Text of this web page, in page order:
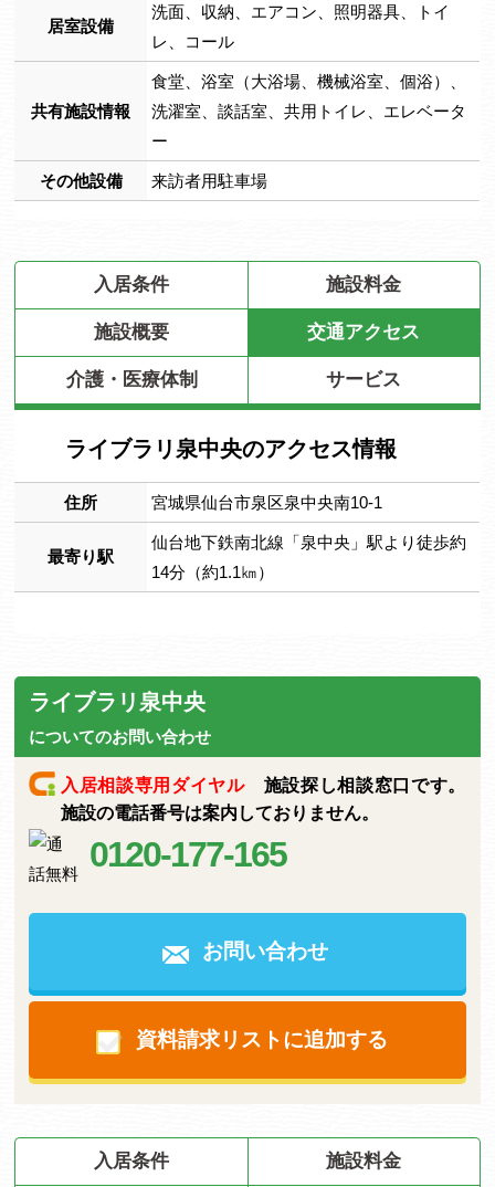
居室設備
洗面、収納、エアコン、照明器具、トイ
レ、コール
共有施設情報
食堂、浴室（大浴場、機械浴室、個浴）、
洗濯室、談話室、共用トイレ、エレベータ
ー
その他設備 来訪者用駐車場
入居条件 施設料金
施設概要 交通アクセス
介護・医療体制 サービス
ライブラリ泉中央のアクセス情報
住所 宮城県仙台市泉区泉中央南10-1
最寄り駅
仙台地下鉄南北線「泉中央」駅より徒歩約
14分（約1.1㎞）
ライブラリ泉中央
についてのお問い合わせ
入居相談専用ダイヤル施設探し相談窓口です。
施設の電話番号は案内しておりません。
0120-177-165
お問い合わせ
資料請求リストに追加する
入居条件 施設料金